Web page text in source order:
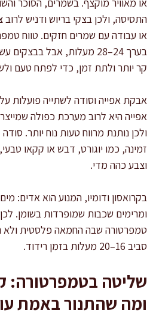
התסיסה, ולכן בצקי בריוש ודניש
או עבודה עם שמרים חזקים. טווח
בערך 24–28 מעלות, אבל
קר יותר ולתת זמן, כדי לפתח טעם
אפייה היא לרוב מערכת כפולה
ולכן נותנת מרווח טעות נוח יותר.
זמינה, כמו יוגורט, דבש או קקאו
וצבע כהה מדי.
בקרואסון ודומיו, המנוע הוא אדים:
ומרימים שכבות שמופרדות בשומן.
טמפרטורה שבה החמאה פלסטית ולא
סביב 16–20 מעלות בזמן רידוד.
שליטה בטמפרטורה:
ומה שהתנור באמת